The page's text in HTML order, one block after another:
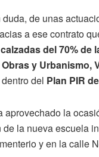
duda, de unas
a ese contrato
del 70% de
y Urbanismo,
del Plan PIR
aprovechado la
la nueva escuela
y en la calle